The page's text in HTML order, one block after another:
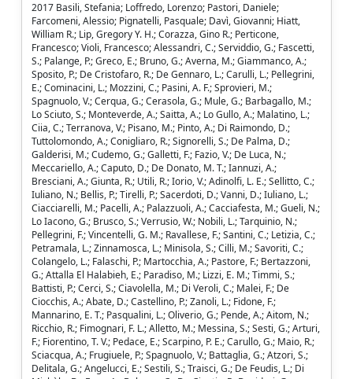
2017 Basili, Stefania; Loffredo, Lorenzo; Pastori, Daniele;
Farcomeni, Alessio; Pignatelli, Pasquale; Davì, Giovanni; Hiatt,
William R.; Lip, Gregory Y. H.; Corazza, Gino R.; Perticone,
Francesco; Violi, Francesco; Alessandri, C.; Serviddio, G.; Fascetti,
S.; Palange, P.; Greco, E.; Bruno, G.; Averna, M.; Giammanco, A.;
Sposito, P.; De Cristofaro, R.; De Gennaro, L.; Carulli, L.; Pellegrini,
E.; Cominacini, L.; Mozzini, C.; Pasini, A. F.; Sprovieri, M.;
Spagnuolo, V.; Cerqua, G.; Cerasola, G.; Mule, G.; Barbagallo, M.;
Lo Sciuto, S.; Monteverde, A.; Saitta, A.; Lo Gullo, A.; Malatino, L.;
Ciia, C.; Terranova, V.; Pisano, M.; Pinto, A.; Di Raimondo, D.;
Tuttolomondo, A.; Conigliaro, R.; Signorelli, S.; De Palma, D.;
Galderisi, M.; Cudemo, G.; Galletti, F.; Fazio, V.; De Luca, N.;
Meccariello, A.; Caputo, D.; De Donato, M. T.; Iannuzi, A.;
Bresciani, A.; Giunta, R.; Utili, R.; Iorio, V.; Adinolfi, L. E.; Sellitto, C.;
Iuliano, N.; Bellis, P.; Tirelli, P.; Sacerdoti, D.; Vanni, D.; Iuliano, L.;
Ciacciarelli, M.; Pacelli, A.; Palazzuoli, A.; Cacciafesta, M.; Gueli, N.;
Lo Iacono, G.; Brusco, S.; Verrusio, W.; Nobili, L.; Tarquinio, N.;
Pellegrini, F.; Vincentelli, G. M.; Ravallese, F.; Santini, C.; Letizia, C.;
Petramala, L.; Zinnamosca, L.; Minisola, S.; Cilli, M.; Savoriti, C.;
Colangelo, L.; Falaschi, P.; Martocchia, A.; Pastore, F.; Bertazzoni,
G.; Attalla El Halabieh, E.; Paradiso, M.; Lizzi, E. M.; Timmi, S.;
Battisti, P.; Cerci, S.; Ciavolella, M.; Di Veroli, C.; Malei, F.; De
Ciocchis, A.; Abate, D.; Castellino, P.; Zanoli, L.; Fidone, F.;
Mannarino, E. T.; Pasqualini, L.; Oliverio, G.; Pende, A.; Aitom, N.;
Ricchio, R.; Fimognari, F. L.; Alletto, M.; Messina, S.; Sesti, G.; Arturi,
F.; Fiorentino, T. V.; Pedace, E.; Scarpino, P. E.; Carullo, G.; Maio, R.;
Sciacqua, A.; Frugiuele, P.; Spagnuolo, V.; Battaglia, G.; Atzori, S.;
Delitala, G.; Angelucci, E.; Sestili, S.; Traisci, G.; De Feudis, L.; Di